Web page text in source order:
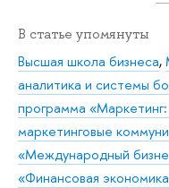
В статье упомянуты
Высшая школа бизнеса,
аналитика и системы
программа
маркетинговые
«Международный
«Финансовая